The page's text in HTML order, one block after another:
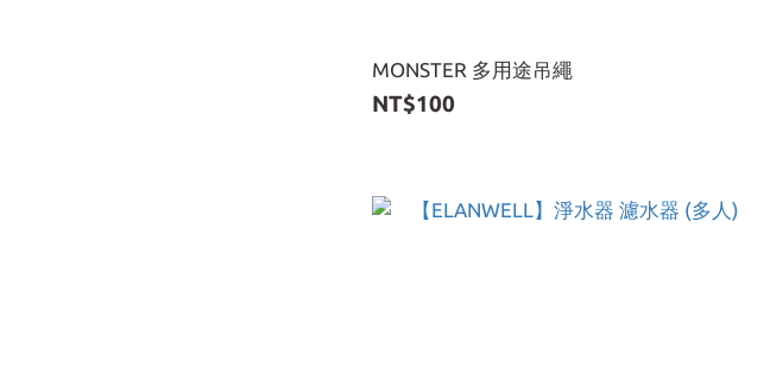
MONSTER 多用途吊繩
NT$100